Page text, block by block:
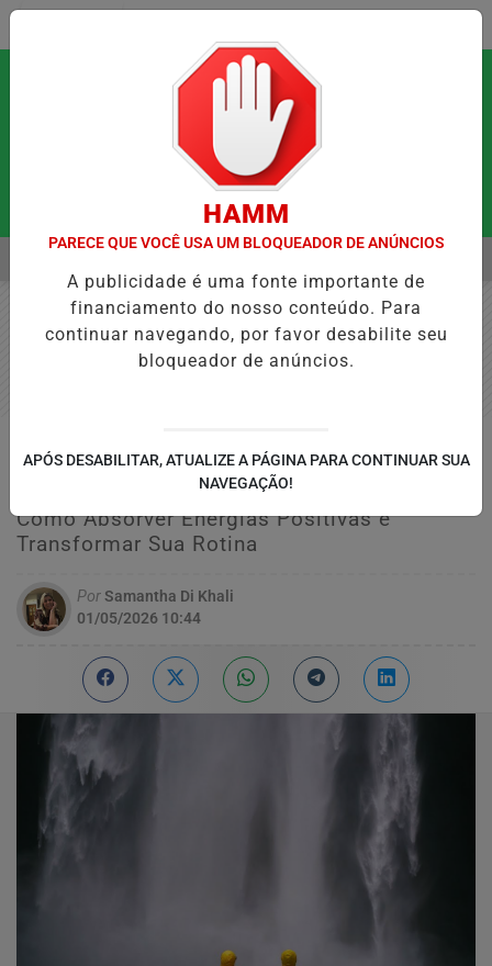
EM ALTA
BEM ESTAR
A Força Invisível da Natureza.
Como Absorver Energias Positivas e
Transformar Sua Rotina
PorSamantha Di Khali
01/05/2026 10:44
HAMM
PARECE QUE VOCÊ USA UM BLOQUEADOR DE ANÚNCIOS
A publicidade é uma fonte importante de
financiamento do nosso conteúdo. Para
continuar navegando, por favor desabilite seu
bloqueador de anúncios.
APÓS DESABILITAR, ATUALIZE A PÁGINA PARA CONTINUAR SUA
NAVEGAÇÃO!